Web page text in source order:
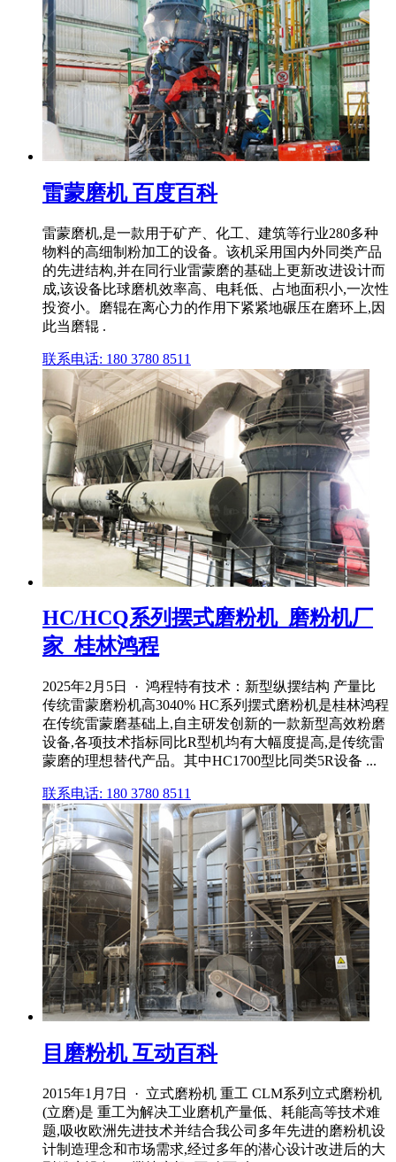
雷蒙磨机 百度百科
雷蒙磨机,是一款用于矿产、化工、建筑等行业280多种
物料的高细制粉加工的设备。该机采用国内外同类产品
的先进结构,并在同行业雷蒙磨的基础上更新改进设计而
成,该设备比球磨机效率高、电耗低、占地面积小,一次性
投资小。磨辊在离心力的作用下紧紧地碾压在磨环上,因
此当磨辊 .
联系电话: 180 3780 8511
HC/HCQ系列摆式磨粉机_磨粉机厂
家_桂林鸿程
2025年2月5日 · 鸿程特有技术：新型纵摆结构 产量比
传统雷蒙磨粉机高3040% HC系列摆式磨粉机是桂林鸿程
在传统雷蒙磨基础上,自主研发创新的一款新型高效粉磨
设备,各项技术指标同比R型机均有大幅度提高,是传统雷
蒙磨的理想替代产品。其中HC1700型比同类5R设备 ...
联系电话: 180 3780 8511
目磨粉机 互动百科
2015年1月7日 · 立式磨粉机 重工 CLM系列立式磨粉机
(立磨)是 重工为解决工业磨机产量低、耗能高等技术难
题,吸收欧洲先进技术并结合我公司多年先进的磨粉机设
计制造理念和市场需求,经过多年的潜心设计改进后的大